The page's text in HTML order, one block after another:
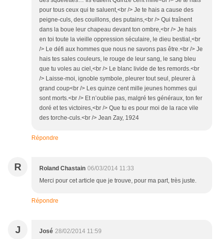
Répondre
R Roland Chastain 06/03/2014 11:33
Merci pour cet article que je trouve, pour ma part, très juste.
Répondre
J José 28/02/2014 11:59